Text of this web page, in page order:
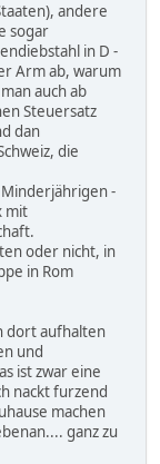
andere
sogar
in D -
Arm ab, warum
auch ab
Steuersatz
dan
die
-
mit
oder nicht, in
in Rom
dort aufhalten
und
ist zwar eine
nackt furzend
machen
ganz zu